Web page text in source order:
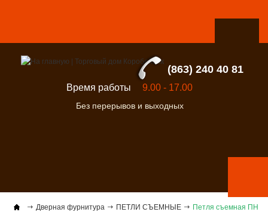
(863) 240 40 81
Время работы 9.00 - 17.00
Без перерывов и выходных
Дверная фурнитура ПЕТЛИ СЪЕМНЫЕ Петля съемная ПН